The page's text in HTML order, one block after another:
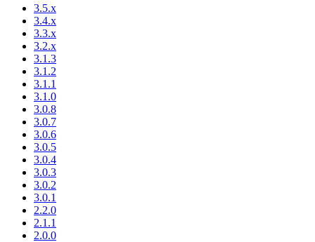
3.5.x
3.4.x
3.3.x
3.2.x
3.1.3
3.1.2
3.1.1
3.1.0
3.0.8
3.0.7
3.0.6
3.0.5
3.0.4
3.0.3
3.0.2
3.0.1
2.2.0
2.1.1
2.0.0